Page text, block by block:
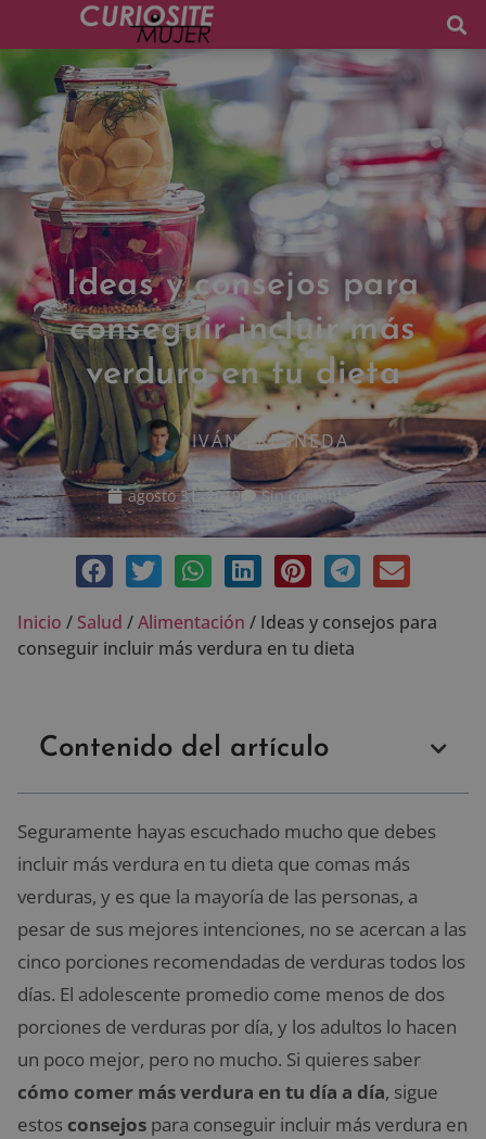
Ideas y consejos para
conseguir incluir más
verdura en tu dieta
IVÁN FRESNEDA
agosto 31, 2019 Sin comentarios
Inicio / Salud /Alimentación / Ideas y consejos para
conseguir incluir más verdura en tu dieta
Contenido del artículo
Seguramente hayas escuchado mucho que debes
incluir más verdura en tu dieta que comas más
verduras, y es que la mayoría de las personas, a
pesar de sus mejores intenciones, no se acercan a las
cinco porciones recomendadas de verduras todos los
días. El adolescente promedio come menos de dos
porciones de verduras por día, y los adultos lo hacen
un poco mejor, pero no mucho. Si quieres saber
cómo comer más verdura en tu día a día, sigue
estos consejos para conseguir incluir más verdura en